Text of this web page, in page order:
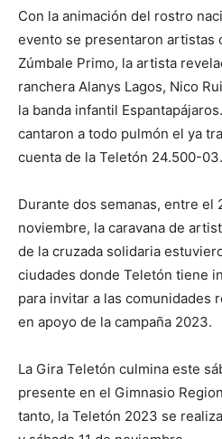
Con la animación del rostro
evento se presentaron artistas
Zúmbale Primo, la artista
ranchera Alanys Lagos, Nico
la banda infantil
cantaron a todo pulmón el ya
cuenta de la Teletón 24.500-03.
Durante dos semanas, entre el
noviembre, la caravana de
de la cruzada solidaria
ciudades donde Teletón tiene
para invitar a las comunidades
en apoyo de la campaña 2023.
La Gira Teletón culmina este
presente en el Gimnasio
tanto, la Teletón 2023 se